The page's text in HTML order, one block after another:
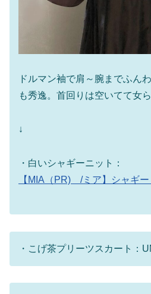
ドルマン袖で肩～腕までふん
も秀逸。首回りは空いてて女
↓
・白いシャギーニット：
【MIA（PR) /ミア】シャギ
・こげ茶プリーツスカート：